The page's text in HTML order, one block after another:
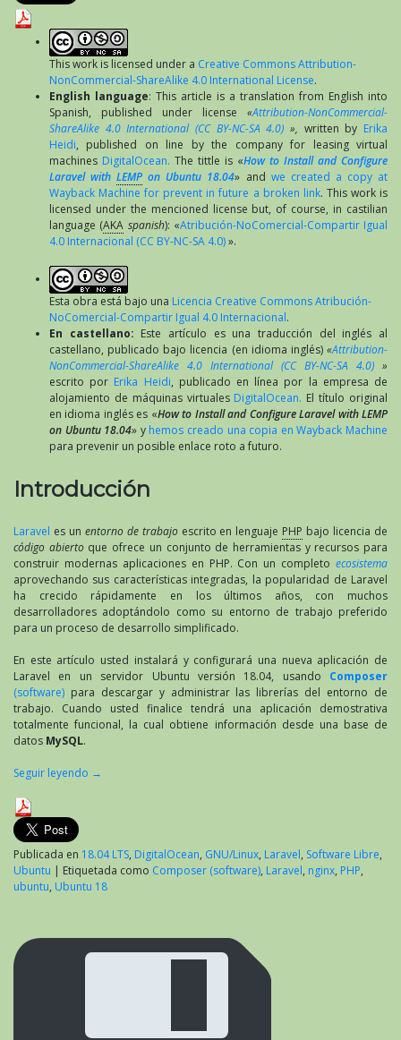
This work is licensed under a Creative Commons Attribution-
NonCommercial-ShareAlike 4.0 International License.
English language: This article is a translation from English into
Spanish, published under license «Attribution-NonCommercial-
ShareAlike 4.0 International (CC BY-NC-SA 4.0) », written by Erika
Heidi, published on line by the company for leasing virtual
machines DigitalOcean. The tittle is «How to Install and Configure
Laravel withLEMP on Ubuntu 18.04» and we created a copy at
Wayback Machine for prevent in future a broken link. This work is
licensed under the mencioned license but, of course, in castilian
language (AKA spanish): «Atribución-NoComercial-Compartir Igual
4.0 Internacional (CC BY-NC-SA 4.0)».
Esta obra está bajo una Licencia Creative Commons Atribución-
NoComercial-Compartir Igual 4.0 Internacional.
En castellano: Este artículo es una traducción del inglés al
castellano, publicado bajo licencia (en idioma inglés) «Attribution-
NonCommercial-ShareAlike 4.0 International (CC BY-NC-SA 4.0) »
escrito por Erika Heidi, publicado en línea por la empresa de
alojamiento de máquinas virtuales DigitalOcean. El título original
en idioma inglés es «How to Install and Configure Laravel with LEMP
on Ubuntu 18.04» y hemos creado una copia en Wayback Machine
para prevenir un posible enlace roto a futuro.
Introducción
Laravel es un entorno de trabajoescrito en lenguaje PHP bajo licencia de
código abierto que ofrece un conjunto de herramientas y recursos para
construir modernas aplicaciones en PHP. Con un completo ecosistema
aprovechando sus características integradas, la popularidad de Laravel
ha crecido rápidamente en los últimos años, con muchos
desarrolladores adoptándolo como su entorno de trabajo preferido
para un proceso de desarrollo simplificado.
En este artículo usted instalará y configurará una nueva aplicación de
Laravel en un servidor Ubuntu versión 18.04, usando Composer
(software) para descargar y administrar las librerías del entorno de
trabajo. Cuando usted finalice tendrá una aplicación demostrativa
totalmente funcional, la cual obtiene información desde una base de
datos MySQL.
Seguir leyendo →
Publicada en 18.04 LTS, DigitalOcean, GNU/Linux, Laravel, Software Libre,
Ubuntu | Etiquetada como Composer (software), Laravel, nginx, PHP,
ubuntu, Ubuntu 18